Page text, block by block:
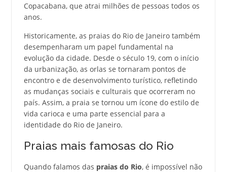
Copacabana, que atrai milhões de pessoas todos os
anos.
Historicamente, as praias do Rio de Janeiro também
desempenharam um papel fundamental na
evolução da cidade. Desde o século 19, com o início
da urbanização, as orlas se tornaram pontos de
encontro e de desenvolvimento turístico, refletindo
as mudanças sociais e culturais que ocorreram no
país. Assim, a praia se tornou um ícone do estilo de
vida carioca e uma parte essencial para a
identidade do Rio de Janeiro.
Praias mais famosas do Rio
Quando falamos das praias do Rio, é impossível não